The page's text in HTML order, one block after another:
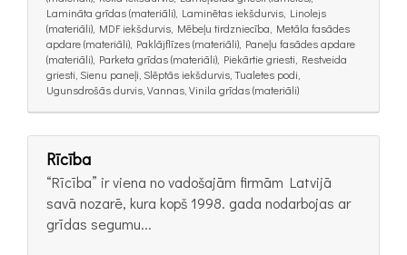
Lamināta grīdas (materiāli), Laminētas iekšdurvis, Linolejs
(materiāli), MDF iekšdurvis, Mēbeļu tirdzniecība, Metāla fasādes
apdare (materiāli), Paklājflīzes (materiāli), Paneļu fasādes apdare
(materiāli), Parketa grīdas (materiāli), Piekārtie griesti, Restveida
griesti, Sienu paneļi, Slēptās iekšdurvis, Tualetes podi,
Ugunsdrošās durvis, Vannas, Vinila grīdas (materiāli)
Rīcība
“Rīcība” ir viena no vadošajām firmām Latvijā
savā nozarē, kura kopš 1998. gada nodarbojas ar
grīdas segumu...